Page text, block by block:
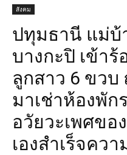
สังคม
ปทุมธานี แม่
บางกะปิ เข้า
ลูกสาว 6 ขว
มาเช่าห้องพัก
อวัยวะเพศขอ
เองสำเร็จคว